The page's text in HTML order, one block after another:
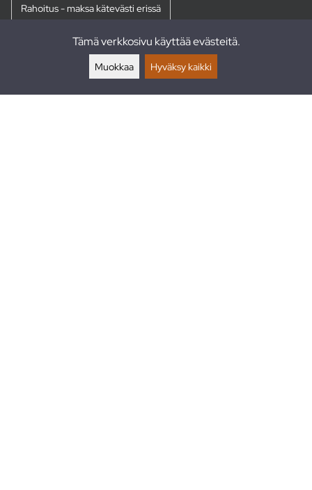
Rahoitus - maksa kätevästi erissä
Tämä verkkosivu käyttää evästeitä.
Muokkaa Hyväksy kaikki